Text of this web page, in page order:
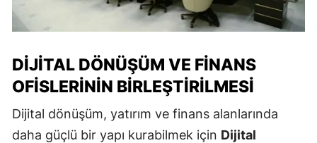
DIJITAL DÖNÜŞÜM VE FINANS
OFISLERININ BIRLEŞTIRILMESI
Dijital dönüşüm, yatırım ve finans alanlarında
daha güçlü bir yapı kurabilmek için Dijital